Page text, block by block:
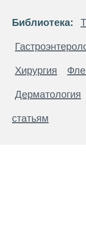
Библиотека:
Хирургия
Дерматология
статьям